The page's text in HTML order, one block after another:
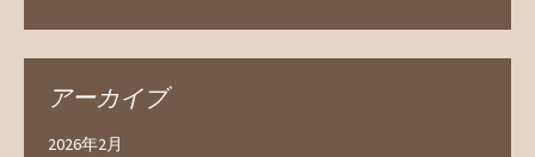
アーカイブ
2026年2月